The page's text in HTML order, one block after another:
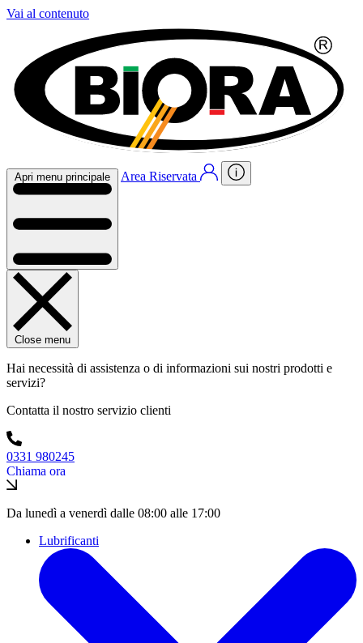
Vai al contenuto
Apri menu principale Area Riservata
Close menu
Hai necessità di assistenza o di informazioni sui nostri prodotti e
servizi?
Contatta il nostro servizio clienti
0331 980245
Chiama ora
Da lunedì a venerdì dalle 08:00 alle 17:00
Lubrificanti